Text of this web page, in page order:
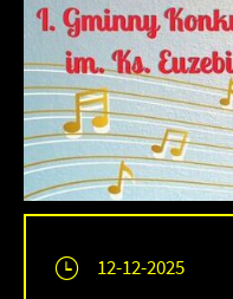
12-12-2025